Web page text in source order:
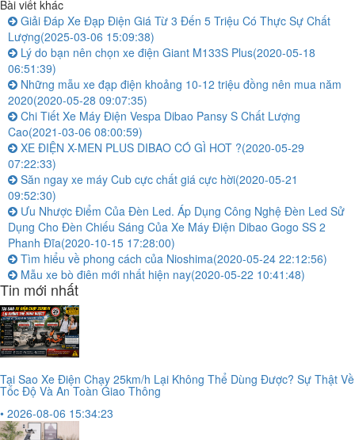
Bài viết khác
Giải Đáp Xe Đạp Điện Giá Từ 3 Đến 5 Triệu Có Thực Sự Chất
Lượng(2025-03-06 15:09:38)
Lý do bạn nên chọn xe điện Giant M133S Plus(2020-05-18
06:51:39)
Những mẫu xe đạp điện khoảng 10-12 triệu đồng nên mua năm
2020(2020-05-28 09:07:35)
Chi Tiết Xe Máy Điện Vespa Dibao Pansy S Chất Lượng
Cao(2021-03-06 08:00:59)
XE ĐIỆN X-MEN PLUS DIBAO CÓ GÌ HOT ?(2020-05-29
07:22:33)
Săn ngay xe máy Cub cực chất giá cực hời(2020-05-21
09:52:30)
Ưu Nhược Điểm Của Đèn Led. Áp Dụng Công Nghệ Đèn Led Sử
Dụng Cho Đèn Chiếu Sáng Của Xe Máy Điện Dibao Gogo SS 2
Phanh Đĩa(2020-10-15 17:28:00)
Tìm hiểu về phong cách của Nioshima(2020-05-24 22:12:56)
Mẫu xe bò điên mới nhất hiện nay(2020-05-22 10:41:48)
Tin mới nhất
Tại Sao Xe Điện Chạy 25km/h Lại Không Thể Dùng Được? Sự Thật Về
Tốc Độ Và An Toàn Giao Thông
• 2026-08-06 15:34:23